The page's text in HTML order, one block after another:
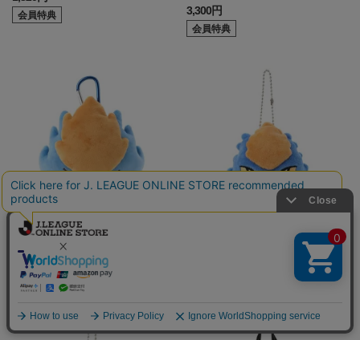
会員特典
3,300円
会員特典
ぬいぐるみフェイスポーチ（ち
びゼルビー）
3,300円
会員特典
ぬいぐるみフェイスキーホルダ